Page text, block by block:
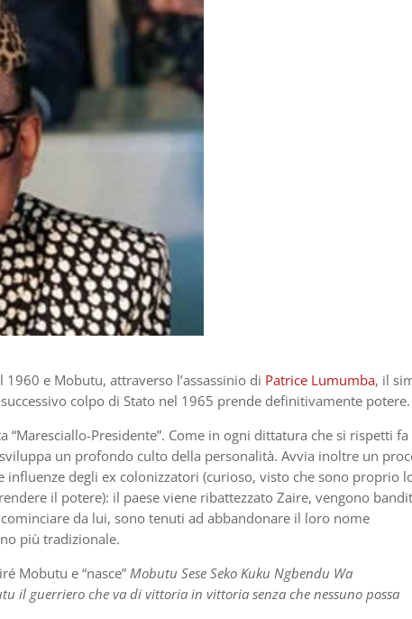
1960 e Mobutu, attraverso l’assassinio di Patrice Lumumba, il
colpo di Stato nel 1965 prende definitivamente potere.
“Maresciallo-Presidente”. Come in ogni dittatura che si rispetti
un profondo culto della personalità. Avvia inoltre un
influenze degli ex colonizzatori (curioso, visto che sono proprio
il potere): il paese viene ribattezzato Zaire, vengono
cominciare da lui, sono tenuti ad abbandonare il loro nome
più tradizionale.
Mobutu e “nasce” Mobutu Sese Seko Kuku Ngbendu Wa
il guerriero che va di vittoria in vittoria senza che nessuno possa